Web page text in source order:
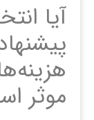
آیا
موثر